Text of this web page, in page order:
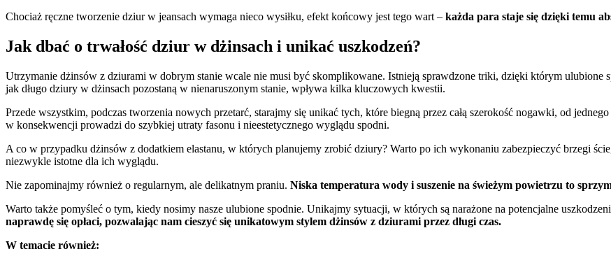
Chociaż ręczne tworzenie dziur w jeansach wymaga nieco wysiłku, efekt końcowy jest tego wart – każda para staje się dzięki temu
Jak dbać o trwałość dziur w dżinsach i unikać uszkodzeń?
Utrzymanie dżinsów z dziurami w dobrym stanie wcale nie musi być skomplikowane. Istnieją sprawdzone triki, dzięki którym ulubione
jak długo dziury w dżinsach pozostaną w nienaruszonym stanie, wpływa kilka kluczowych kwestii.
Przede wszystkim, podczas tworzenia nowych przetarć, starajmy się unikać tych, które biegną przez całą szerokość nogawki, od
w konsekwencji prowadzi do szybkiej utraty fasonu i nieestetycznego wyglądu spodni.
A co w przypadku dżinsów z dodatkiem elastanu, w których planujemy zrobić dziury? Warto po ich wykonaniu zabezpieczyć brzegi
niezwykle istotne dla ich wyglądu.
Nie zapominajmy również o regularnym, ale delikatnym praniu. Niska temperatura wody i suszenie na świeżym powietrzu to
Warto także pomyśleć o tym, kiedy nosimy nasze ulubione spodnie. Unikajmy sytuacji, w których są narażone na potencjalne
naprawdę się opłaci, pozwalając nam cieszyć się unikatowym stylem dżinsów z dziurami przez długi czas.
W temacie również: